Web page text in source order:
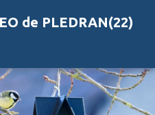
de PLEDRAN(22)